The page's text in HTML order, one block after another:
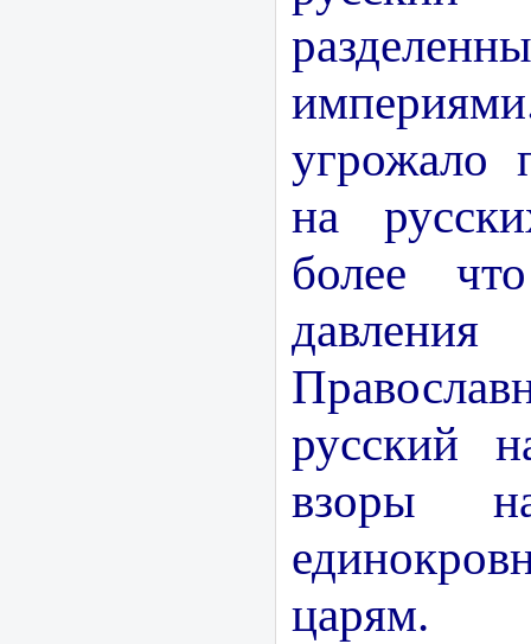
угрожало
на
более
русский
взоры
царям.